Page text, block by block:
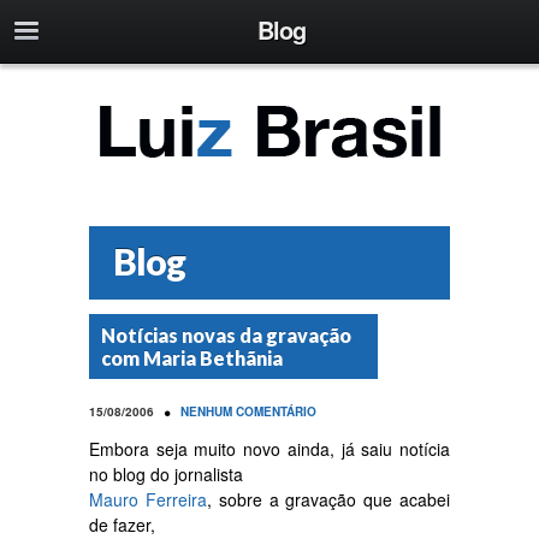
Blog
Blog
Notícias novas da gravação
com Maria Bethãnia
15/08/2006 • NENHUM COMENTÁRIO
Embora seja muito novo ainda, já saiu notícia
no blog do jornalista
Mauro Ferreira, sobre a gravação que acabei
de fazer,